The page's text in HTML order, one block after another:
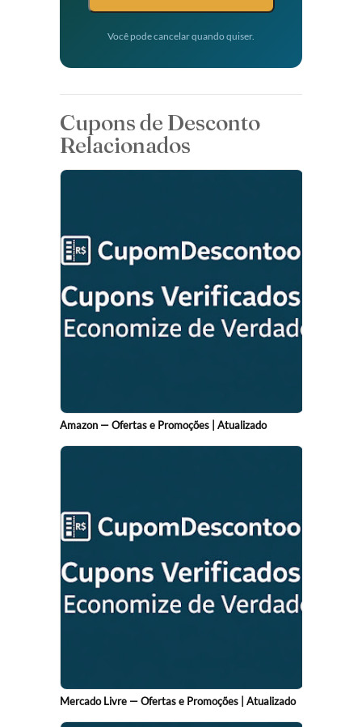
Você pode cancelar quando quiser.
Cupons de Desconto
Relacionados
Amazon — Ofertas e Promoções | Atualizado
Mercado Livre — Ofertas e Promoções | Atualizado